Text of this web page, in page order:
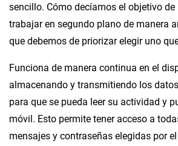
sencillo. Cómo decíamos el objetivo de
trabajar en segundo plano de manera
que debemos de priorizar elegir uno
Funciona de manera continua en el
almacenando y transmitiendo los
para que se pueda leer su actividad y
móvil. Esto permite tener acceso a
mensajes y contraseñas elegidas por